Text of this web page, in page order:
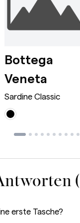
Bottega
Veneta
Sardine Classic
erste Tasche?